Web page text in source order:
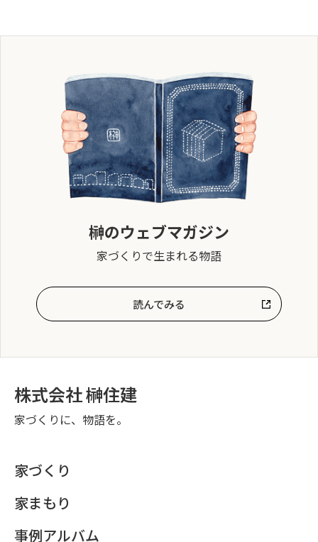
榊のウェブマガジン
家づくりで生まれる物語
読んでみる
株式会社 榊住建
家づくりに、物語を。
家づくり
家まもり
事例アルバム